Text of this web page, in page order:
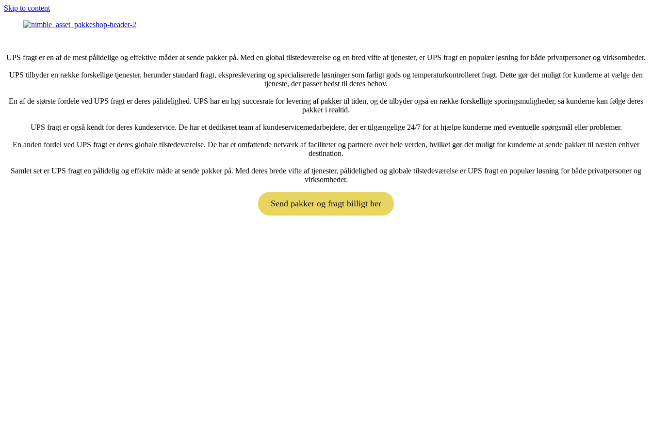
Skip to content
UPS fragt er en af de mest pålidelige og effektive måder at sende pakker på. Med en global tilstedeværelse og en bred vifte af tjenester, er UPS fragt en populær løsning for både privatpersoner og virksomheder.
UPS tilbyder en række forskellige tjenester, herunder standard fragt, ekspreslevering og specialiserede løsninger som farligt gods og temperaturkontrolleret fragt. Dette gør det muligt for kunderne at vælge den
tjeneste, der passer bedst til deres behov.
En af de største fordele ved UPS fragt er deres pålidelighed. UPS har en høj succesrate for levering af pakker til tiden, og de tilbyder også en række forskellige sporingsmuligheder, så kunderne kan følge deres
pakker i realtid.
UPS fragt er også kendt for deres kundeservice. De har et dedikeret team af kundeservicemedarbejdere, der er tilgængelige 24/7 for at hjælpe kunderne med eventuelle spørgsmål eller problemer.
En anden fordel ved UPS fragt er deres globale tilstedeværelse. De har et omfattende netværk af faciliteter og partnere over hele verden, hvilket gør det muligt for kunderne at sende pakker til næsten enhver
destination.
Samlet set er UPS fragt en pålidelig og effektiv måde at sende pakker på. Med deres brede vifte af tjenester, pålidelighed og globale tilstedeværelse er UPS fragt en populær løsning for både privatpersoner og
virksomheder.
Send pakker og fragt billigt her